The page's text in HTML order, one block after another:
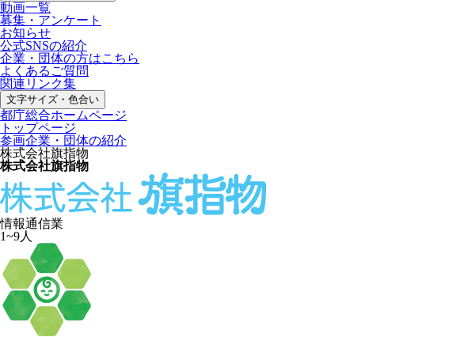
動画一覧
募集・ アンケート
お知らせ
公式SNSの紹介
企業・団体の方はこちら
よくあるご質問
関連リンク集
文字サイズ・色合い
都庁総合ホームページ
トップページ
参画企業・団体の紹介
株式会社旗指物
株式会社旗指物
情報通信業
1~9人